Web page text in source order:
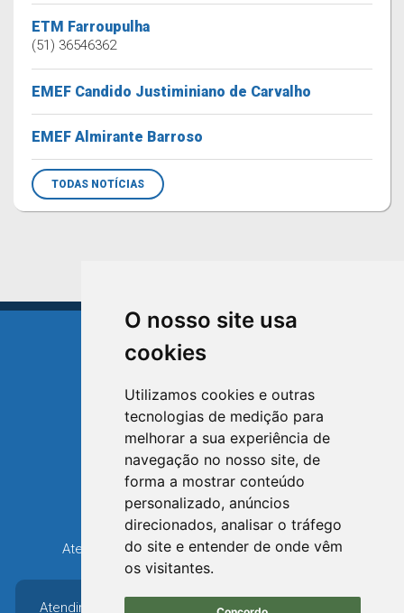
O nosso site usa
cookies
Utilizamos cookies e outras
tecnologias de medição para
melhorar a sua experiência de
navegação no nosso site, de
forma a mostrar conteúdo
personalizado, anúncios
direcionados, analisar o tráfego
do site e entender de onde vêm
os visitantes.
ETM Farroupulha
(51) 36546362
EMEF Candido Justiminiano de Carvalho
EMEF Almirante Barroso
TODAS NOTÍCIAS
TRIUNFO
RIO GRANDE DO SUL
Avenida XV de Novembro, 15
Bairro Centro - Triunfo/RS
Telefone: (51) 3654-6308
Atendimento: 8h30 até 12h e 13h30 até 16h36
Atendimento: 8h30 até